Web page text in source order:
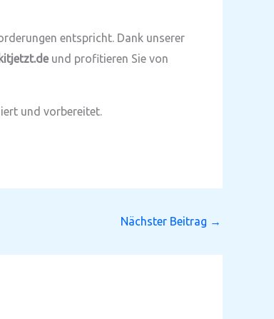
entspricht. Dank unserer
und profitieren Sie von
und vorbereitet.
Nächster Beitrag →